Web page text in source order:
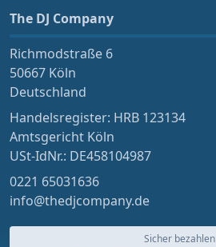
The DJ Company
Richmodstraße 6
50667 Köln
Deutschland
Handelsregister: HRB 123134
Amtsgericht Köln
USt-IdNr.: DE458104987
0221 65031636
info@thedjcompany.de
Sicher bezahlen